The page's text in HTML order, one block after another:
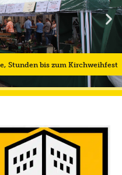
Stunden bis zum Kirchweihfest